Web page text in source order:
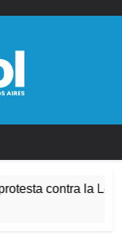
contra la Ley